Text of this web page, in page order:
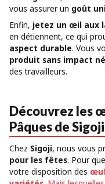
vous assurer un goût
Enfin, jetez un œil aux
en détiennent, ce qui
aspect durable. Vous
produit sans impact
des travailleurs.
Découvrez les
Pâques de Sigoji
Chez Sigoji, nous vous
pour les fêtes. Pour que
votre disposition des